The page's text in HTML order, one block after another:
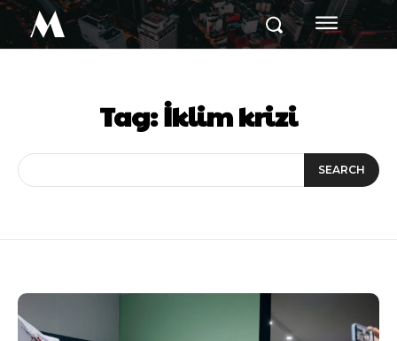
M
Tag:İklim krizi
SEARCH